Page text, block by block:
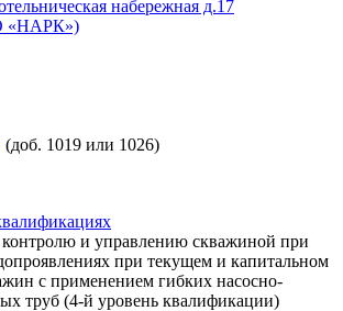
набережная д.17
«НАРК»)
(доб. 1019 или 1026)
и управлению скважиной при
при текущем и капитальном
с применением гибких насосно-
труб (4-й уровень квалификации)